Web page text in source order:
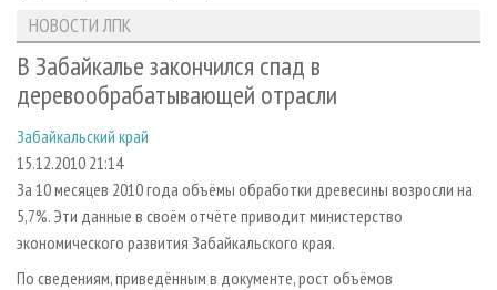
ЛЕСОЗАГОТОВКА
ЛЕСОПИЛЕНИЕ
СУШКА ДРЕВЕСИНЫ
ПРОИЗВОДСТВО ДРЕВЕСНЫХ ПЛИТ
ДЕРЕВЯННОЕ ДОМОСТРОЕНИЕ
ПРОИЗВОДСТВО МЕБЕЛИ
НОВОСТИ ЛПК
НОВОСТИ ЖУРНАЛА
ПРОЕКТЫ ЛПИ
АНАЛИТИКА
ПРЕДПРИЯТИЯ ЛПК
ПЕРСОНЫ
МОБИЛЬНЫЕ ВЫСТАВКИ
ОФИЦИАЛЬНЫЕ ДЕЛЕГАЦИИ
ПРИОРИТЕТНЫЕ ИНВЕСТПРОЕКТЫ
АРХИВ
АРХИВ ЖУРНАЛОВ
О ЖУРНАЛЕ
ПОДПИСКА
КОНТАКТЫ
РЕКЛАМОДАТЕЛЯМ
РЕКЛАМА
РЕКЛАМА НА САЙТЕ
НОВОСТИ ЛПК
В Забайкалье закончился спад в
деревообрабатывающей отрасли
Забайкальский край
15.12.2010 21:14
За 10 месяцев 2010 года объёмы обработки древесины возросли на
5,7%. Эти данные в своём отчёте приводит министерство
экономического развития Забайкальского края.
По сведениям, приведённым в документе, рост объёмов